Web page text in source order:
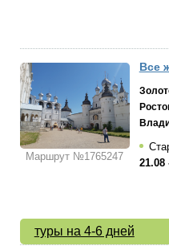
Маршрут №1765247
Все
21.08
туры на 4-6 дней